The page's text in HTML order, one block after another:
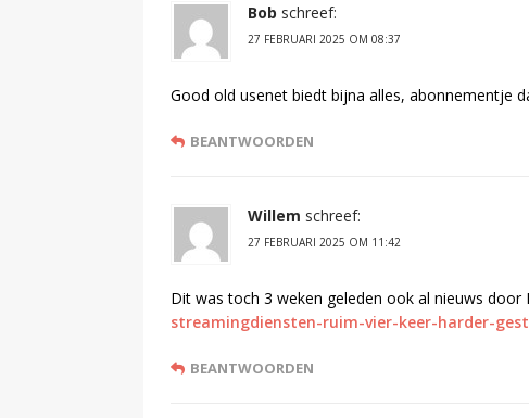
Bob schreef:
27 FEBRUARI 2025 OM 08:37
Good old usenet biedt bijna alles, abonnementje
BEANTWOORDEN
Willem schreef:
27 FEBRUARI 2025 OM 11:42
Dit was toch 3 weken geleden ook al nieuws door
streamingdiensten-ruim-vier-keer-harder-
BEANTWOORDEN